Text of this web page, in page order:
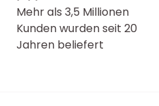
Mehr als 3,5 Millionen
Kunden wurden seit 20
Jahren beliefert